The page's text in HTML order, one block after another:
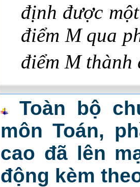
định được
điểm M qua
điểm M thành
Toàn bộ
môn Toán,
cao đã lên
động kèm